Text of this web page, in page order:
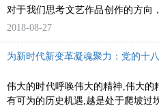
对于我们思考文艺作品创作的方向
元的作品评价体系，无疑都很有裨益
2018-08-27
为新时代新变革凝魂聚力：党的十
伟大的时代呼唤伟大的精神,伟大
有可为的历史机遇,越是处于爬坡过